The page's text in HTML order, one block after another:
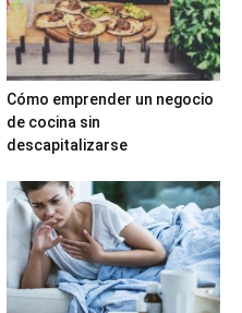
Cómo emprender un negocio
de cocina sin
descapitalizarse